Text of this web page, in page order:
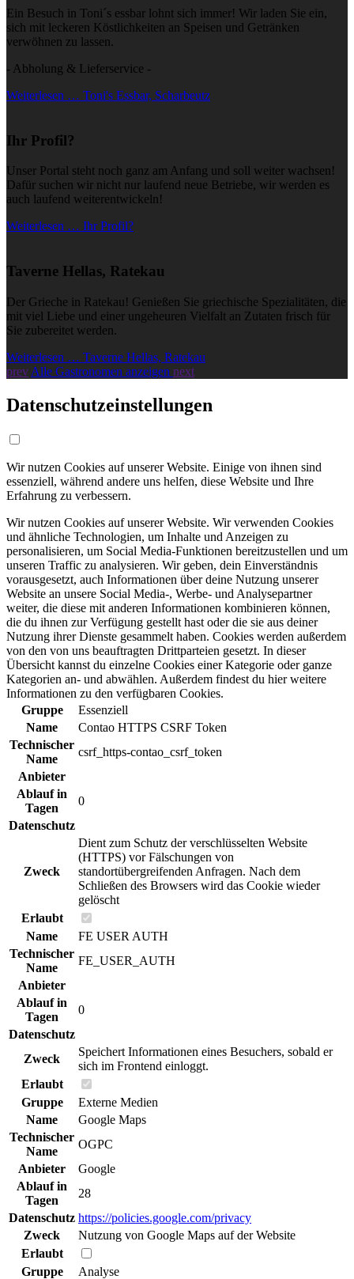
Ein Besuch in Toni´s essbar lohnt sich immer! Wir laden Sie ein,
sich mit leckeren Köstlichkeiten an Speisen und Getränken
verwöhnen zu lassen.
- Abholung & Lieferservice -
Weiterlesen … Toni's Essbar, Scharbeutz
Ihr Profil?
Unser Portal steht noch ganz am Anfang und soll weiter wachsen!
Dafür suchen wir nicht nur laufend neue Betriebe, wir werden es
auch laufend weiterentwickeln!
Weiterlesen … Ihr Profil?
Taverne Hellas, Ratekau
Der Grieche in Ratekau! Genießen Sie griechische Spezialitäten, die
mit viel Liebe und einer ungeheuren Vielfalt an Zutaten frisch für
Sie zubereitet werden.
Weiterlesen … Taverne Hellas, Ratekau
prev Alle Gastronomen anzeigen next
Datenschutzeinstellungen
Wir nutzen Cookies auf unserer Website. Einige von ihnen sind
essenziell, während andere uns helfen, diese Website und Ihre
Erfahrung zu verbessern.
Wir nutzen Cookies auf unserer Website. Wir verwenden Cookies
und ähnliche Technologien, um Inhalte und Anzeigen zu
personalisieren, um Social Media-Funktionen bereitzustellen und um
unseren Traffic zu analysieren. Wir geben, dein Einverständnis
vorausgesetzt, auch Informationen über deine Nutzung unserer
Website an unsere Social Media-, Werbe- und Analysepartner
weiter, die diese mit anderen Informationen kombinieren können,
die du ihnen zur Verfügung gestellt hast oder die sie aus deiner
Nutzung ihrer Dienste gesammelt haben. Cookies werden außerdem
von den von uns beauftragten Drittparteien gesetzt. In dieser
Übersicht kannst du einzelne Cookies einer Kategorie oder ganze
Kategorien an- und abwählen. Außerdem findest du hier weitere
Informationen zu den verfügbaren Cookies.
Gruppe
Essenziell
Name
Contao HTTPS CSRF Token
Technischer
Name
csrf_https-contao_csrf_token
Anbieter
Ablauf in
Tagen
0
Datenschutz
Zweck
Dient zum Schutz der verschlüsselten Website
(HTTPS) vor Fälschungen von
standortübergreifenden Anfragen. Nach dem
Schließen des Browsers wird das Cookie wieder
gelöscht
Erlaubt
Name
FE USER AUTH
Technischer
Name
FE_USER_AUTH
Anbieter
Ablauf in
Tagen
0
Datenschutz
Zweck
Speichert Informationen eines Besuchers, sobald er
sich im Frontend einloggt.
Erlaubt
Gruppe
Externe Medien
Name
Google Maps
Technischer
Name
OGPC
Anbieter
Google
Ablauf in
Tagen
28
Datenschutz https://policies.google.com/privacy
Zweck
Nutzung von Google Maps auf der Website
Erlaubt
Gruppe
Analyse